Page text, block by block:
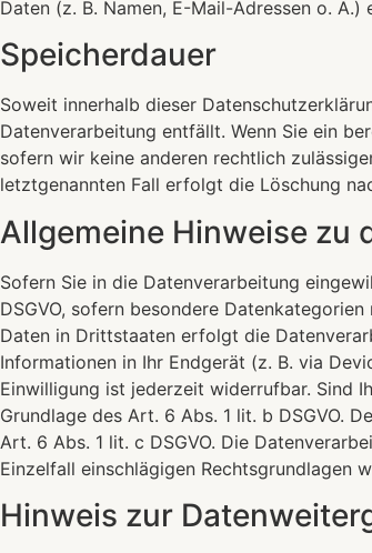
Daten (z. B. Namen, E-Mail-Adressen o. Ä.)
Speicherdauer
Soweit innerhalb dieser
Datenverarbeitung entfällt. Wenn Sie ein
sofern wir keine anderen rechtlich
letztgenannten Fall erfolgt die Löschung
Allgemeine Hinweise zu
Sofern Sie in die Datenverarbeitung
DSGVO, sofern besondere
Daten in Drittstaaten erfolgt die
Informationen in Ihr Endgerät (z. B. via
Einwilligung ist jederzeit widerrufbar. Sind
Grundlage des Art. 6 Abs. 1 lit. b DSGVO.
Art. 6 Abs. 1 lit. c DSGVO. Die
Einzelfall einschlägigen Rechtsgrundlagen
Hinweis zur